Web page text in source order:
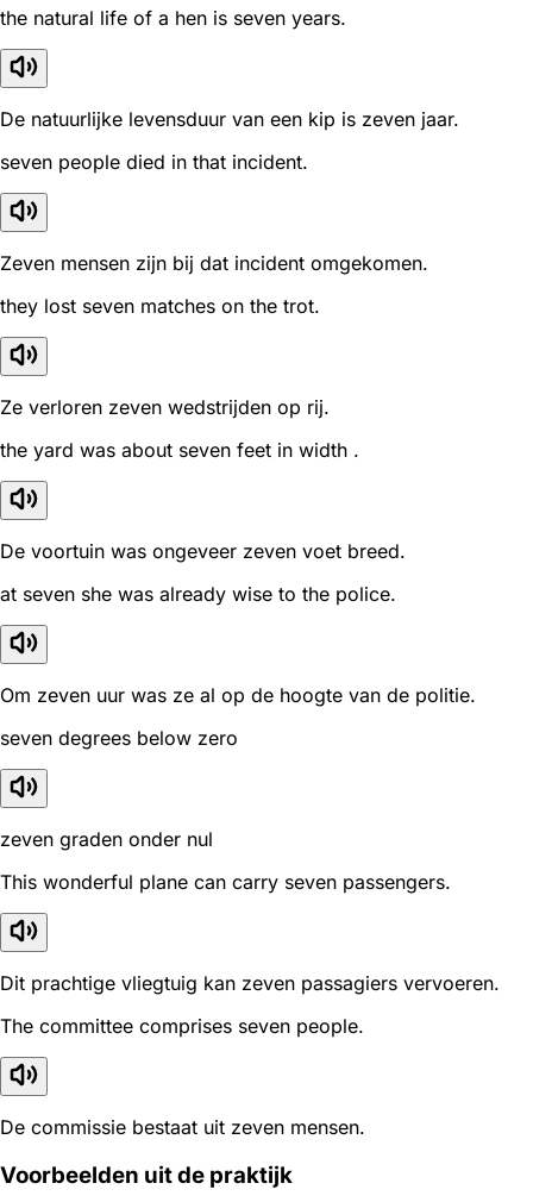
the natural life of a hen is seven years.
De natuurlijke levensduur van een kip is zeven jaar.
seven people died in that incident.
Zeven mensen zijn bij dat incident omgekomen.
they lost seven matches on the trot.
Ze verloren zeven wedstrijden op rij.
the yard was about seven feet in width .
De voortuin was ongeveer zeven voet breed.
at seven she was already wise to the police.
Om zeven uur was ze al op de hoogte van de politie.
seven degrees below zero
zeven graden onder nul
This wonderful plane can carry seven passengers.
Dit prachtige vliegtuig kan zeven passagiers vervoeren.
The committee comprises seven people.
De commissie bestaat uit zeven mensen.
Voorbeelden uit de praktijk